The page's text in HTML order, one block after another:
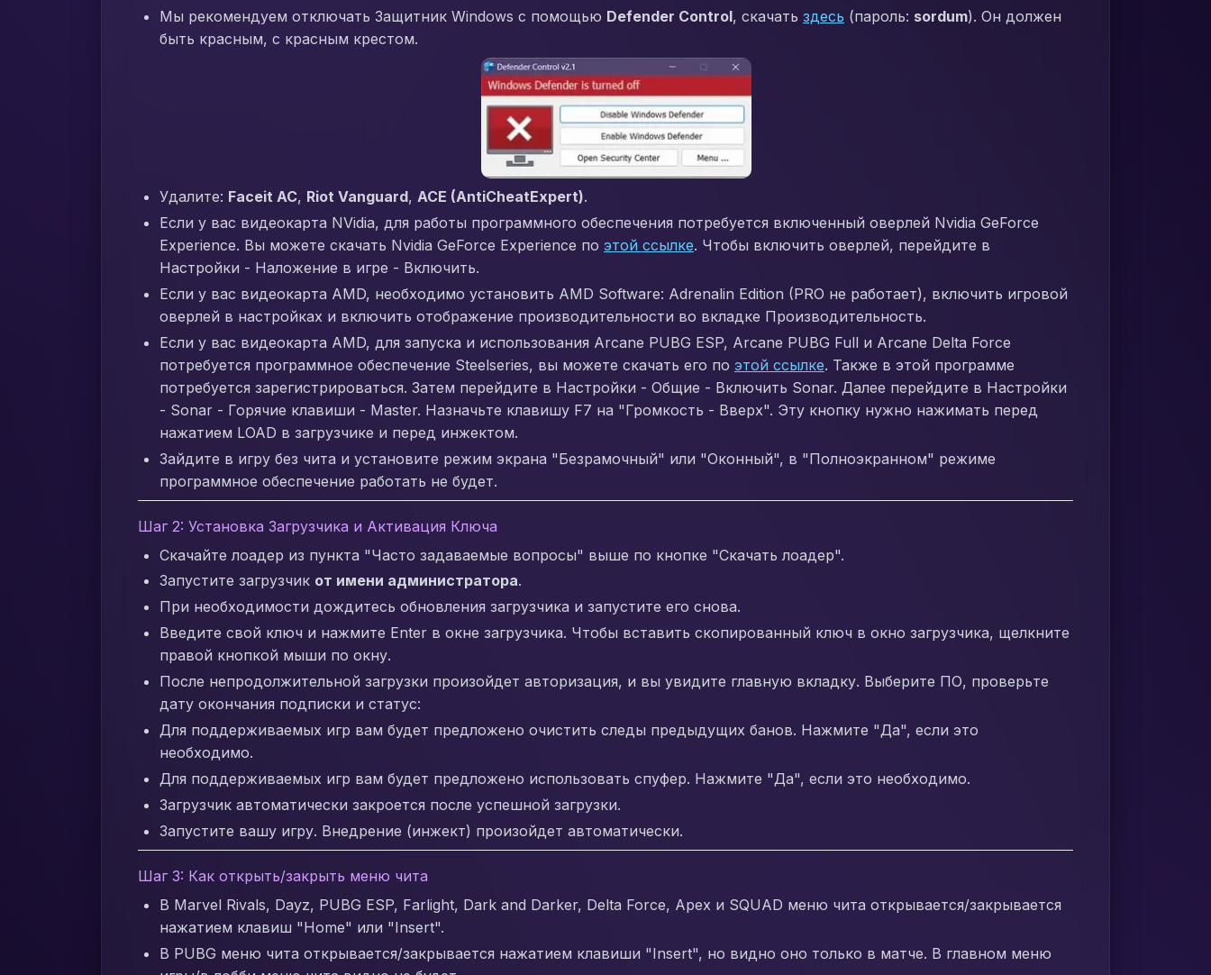
Мы рекомендуем отключать Защитник Windows с помощью Defender Control, скачать здесь (пароль: sordum). Он должен
быть красным, с красным крестом.
Удалите: Faceit AC, Riot Vanguard, ACE (AntiCheatExpert).
Если у вас видеокарта NVidia, для работы программного обеспечения потребуется включенный оверлей Nvidia GeForce
Experience. Вы можете скачать Nvidia GeForce Experience по этой ссылке. Чтобы включить оверлей, перейдите в
Настройки - Наложение в игре - Включить.
Если у вас видеокарта AMD, необходимо установить AMD Software: Adrenalin Edition (PRO не работает), включить игровой
оверлей в настройках и включить отображение производительности во вкладке Производительность.
Если у вас видеокарта AMD, для запуска и использования Arcane PUBG ESP, Arcane PUBG Full и Arcane Delta Force
потребуется программное обеспечение Steelseries, вы можете скачать его по этой ссылке. Также в этой программе
потребуется зарегистрироваться. Затем перейдите в Настройки - Общие - Включить Sonar. Далее перейдите в Настройки
- Sonar - Горячие клавиши - Master. Назначьте клавишу F7 на "Громкость - Вверх". Эту кнопку нужно нажимать перед
нажатием LOAD в загрузчике и перед инжектом.
Зайдите в игру без чита и установите режим экрана "Безрамочный" или "Оконный", в "Полноэкранном" режиме
программное обеспечение работать не будет.
Шаг 2: Установка Загрузчика и Активация Ключа
Скачайте лоадер из пункта "Часто задаваемые вопросы" выше по кнопке "Скачать лоадер".
Запустите загрузчик от имени администратора.
При необходимости дождитесь обновления загрузчика и запустите его снова.
Введите свой ключ и нажмите Enter в окне загрузчика. Чтобы вставить скопированный ключ в окно загрузчика, щелкните
правой кнопкой мыши по окну.
После непродолжительной загрузки произойдет авторизация, и вы увидите главную вкладку. Выберите ПО, проверьте
дату окончания подписки и статус:
Для поддерживаемых игр вам будет предложено очистить следы предыдущих банов. Нажмите "Да", если это
необходимо.
Для поддерживаемых игр вам будет предложено использовать спуфер. Нажмите "Да", если это необходимо.
Загрузчик автоматически закроется после успешной загрузки.
Запустите вашу игру. Внедрение (инжект) произойдет автоматически.
Шаг 3: Как открыть/закрыть меню чита
В Marvel Rivals, Dayz, PUBG ESP, Farlight, Dark and Darker, Delta Force, Apex и SQUAD меню чита открывается/закрывается
нажатием клавиш "Home" или "Insert".
В PUBG меню чита открывается/закрывается нажатием клавиши "Insert", но видно оно только в матче. В главном меню